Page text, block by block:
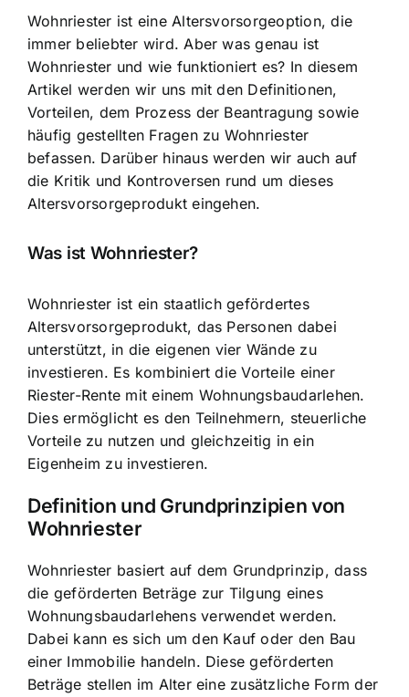
Wohnriester ist eine Altersvorsorgeoption, die
immer beliebter wird. Aber was genau ist
Wohnriester und wie funktioniert es? In diesem
Artikel werden wir uns mit den Definitionen,
Vorteilen, dem Prozess der Beantragung sowie
häufig gestellten Fragen zu Wohnriester
befassen. Darüber hinaus werden wir auch auf
die Kritik und Kontroversen rund um dieses
Altersvorsorgeprodukt eingehen.
Was ist Wohnriester?
Wohnriester ist ein staatlich gefördertes
Altersvorsorgeprodukt, das Personen dabei
unterstützt, in die eigenen vier Wände zu
investieren. Es kombiniert dieVorteile einer
Riester-Rente mit einem Wohnungsbaudarlehen.
Dies ermöglicht es den Teilnehmern, steuerliche
Vorteile zu nutzen und gleichzeitig in ein
Eigenheim zu investieren.
Definition und Grundprinzipien von
Wohnriester
Wohnriester basiert auf dem Grundprinzip, dass
die geförderten Beträge zur Tilgung eines
Wohnungsbaudarlehens verwendet werden.
Dabei kann es sich um den Kauf oder den Bau
einer Immobilie handeln. Diese geförderten
Beträge stellen im Alter eine zusätzliche Form der